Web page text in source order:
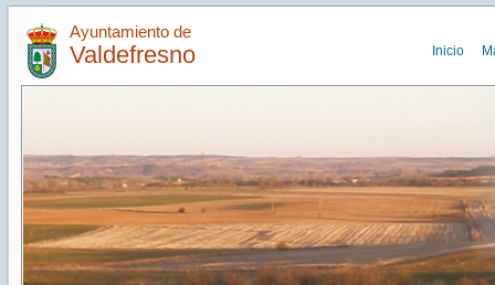
Ayuntamiento de
Valdefresno Inicio